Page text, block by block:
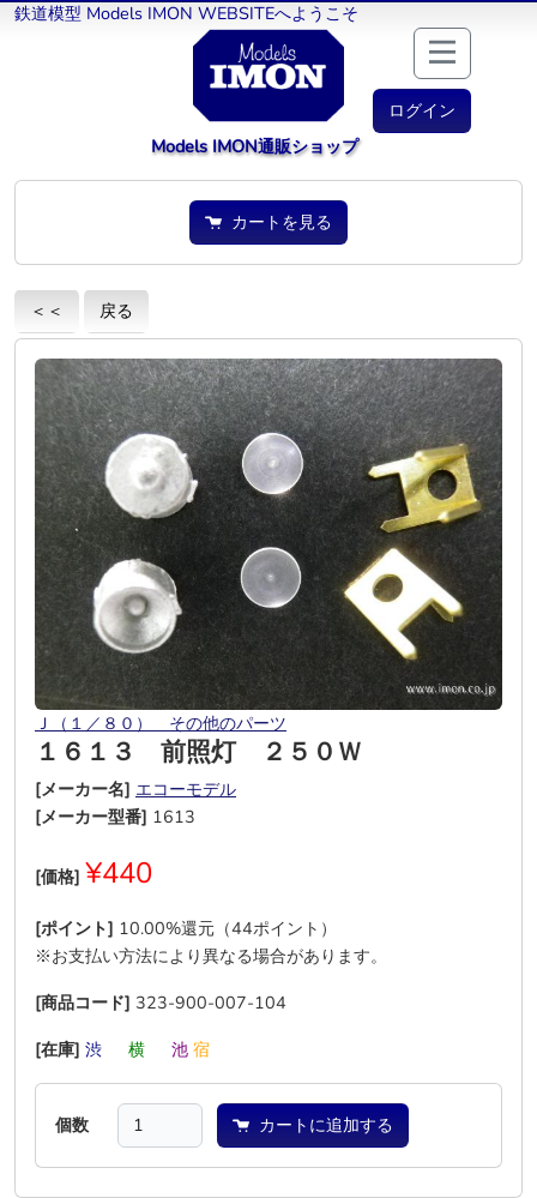
鉄道模型 Models IMON WEBSITEへようこそ
ログイン
Models IMON通販ショップ
カートを見る
＜＜ 戻る
Ｊ（１／８０） その他のパーツ
１６１３ 前照灯 ２５０Ｗ
[メーカー名] エコーモデル
[メーカー型番] 1613
[価格] ¥440
[ポイント] 10.00%還元（44ポイント）
※お支払い方法により異なる場合があります。
[商品コード] 323-900-007-104
[在庫] 渋 横 池 宿
個数 カートに追加する